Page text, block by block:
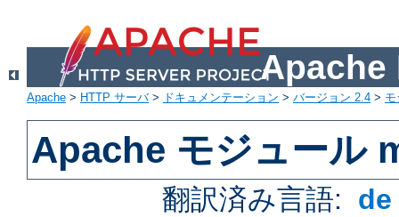
Apache
Apache > HTTP サーバ> ドキュメンテーション > バージョン 2.4 >
Apache モジュール
翻訳済み言語: